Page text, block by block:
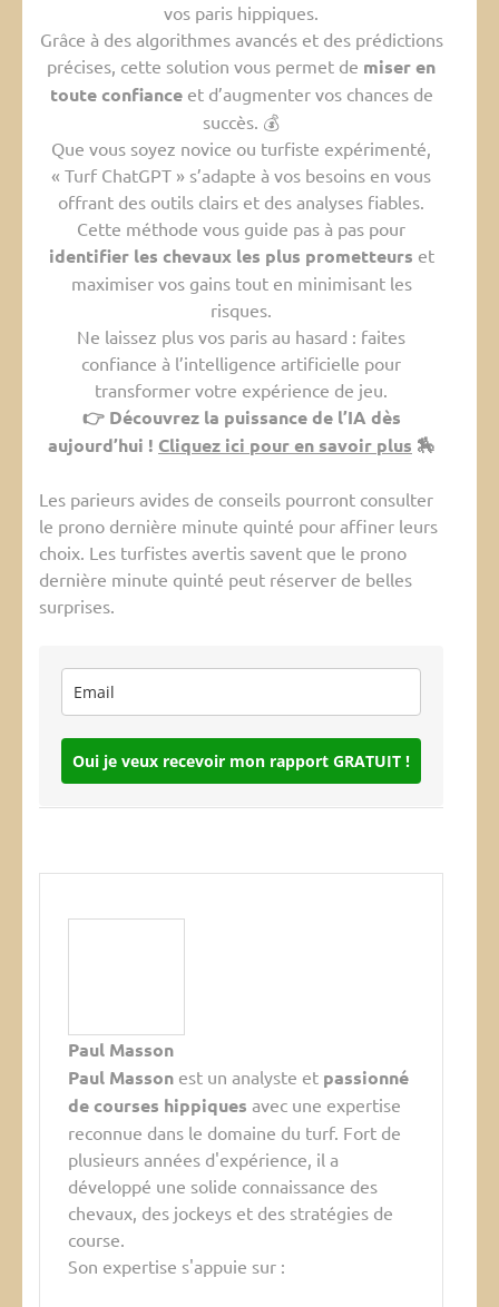
vos paris hippiques.
Grâce à des algorithmes avancés et des prédictions
précises, cette solution vous permet de miser en
toute confianceet d’augmenter vos chances de
succès. 💰
Que vous soyez novice ou turfiste expérimenté,
« Turf ChatGPT » s’adapte à vos besoins en vous
offrant des outils clairs et des analyses fiables.
Cette méthode vous guide pas à pas pour
identifier les chevaux les plus prometteurs et
maximiser vos gains tout en minimisant les
risques.
Ne laissez plus vos paris au hasard : faites
confiance à l’intelligence artificielle pour
transformer votre expérience de jeu.
👉 Découvrez la puissance de l’IA dès
aujourd’hui ! Cliquez ici pour en savoir plus 🏇
Les parieurs avides de conseils pourront consulter
le prono dernière minute quinté pour affiner leurs
choix. Les turfistes avertis savent que le prono
dernière minute quinté peut réserver de belles
surprises.
Oui je veux recevoir mon rapport GRATUIT !
Paul Masson
Paul Masson est un analyste et passionné
de courses hippiques avec une expertise
reconnue dans le domaine du turf. Fort de
plusieurs années d'expérience, il a
développé une solide connaissance des
chevaux, des jockeys et des stratégies de
course.
Son expertise s'appuie sur :